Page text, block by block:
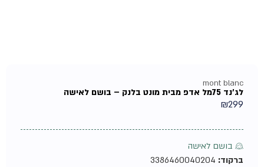
mont blanc
לג'נד 75מל אדפ מבית מונט בלנק – בושם לאישה
₪299
♀ בושם לאישה
ברקוד:3386460040204